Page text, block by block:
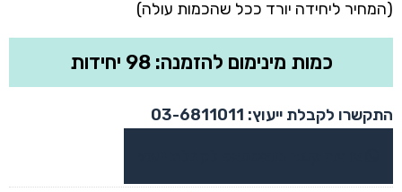
(המחיר ליחידה יורד ככל שהכמות עולה)
כמות מינימום להזמנה: 98 יחידות
התקשרו לקבלת ייעוץ: 03-6811011